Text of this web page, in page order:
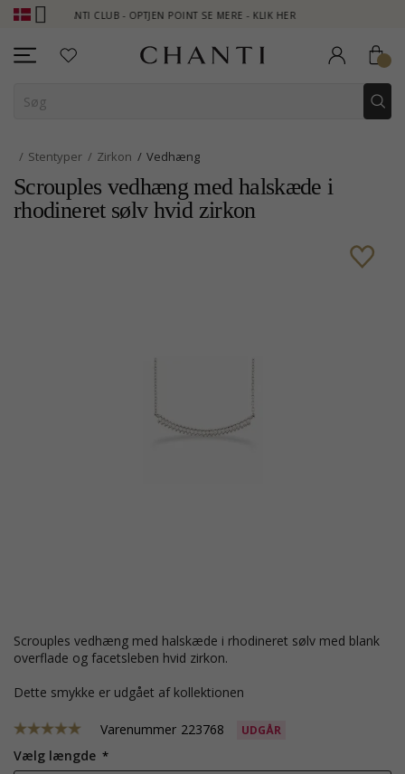
CHANTI CLUB - OPTJEN POINT SE MERE - KLIK HER
Stentyper Zirkon Vedhæng
Scrouples vedhæng med halskæde i
rhodineret sølv hvid zirkon
Scrouples vedhæng med halskæde i rhodineret sølv med blank
overflade og facetsleben hvid zirkon.
Dette smykke er udgået af kollektionen
Varenummer 223768 UDGÅR
Vælg længde